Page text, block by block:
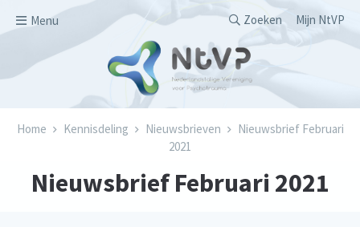
Menu
Secondary
Zoeken Mijn NtVP
Kruimelpad
Home Kennisdeling Nieuwsbrieven
Nieuwsbrief Februari
2021
Nieuwsbrief Februari 2021